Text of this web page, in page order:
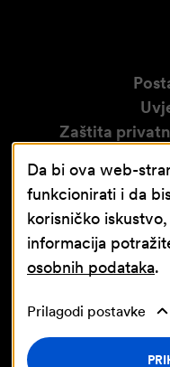
Zaštita
Nastavna
© Jadran-
Da bi ova web-
funkcionirati i da
korisničko
informacija
osobnih podataka.
Prilagodi postavke